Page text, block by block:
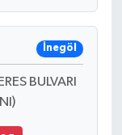
İnegöl
BULVARI